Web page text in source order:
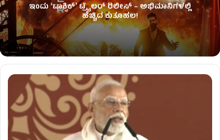
ಇಂದು ʻಟಾಕ್ಸಿಕ್ʼ ಟ್ರೈಲರ್ ರಿಲೀಸ್‌ – ಅಭಿಮಾನಿಗಳಲ್ಲಿ
ಹೆಚ್ಚಿದ ಕುತೂಹಲ!